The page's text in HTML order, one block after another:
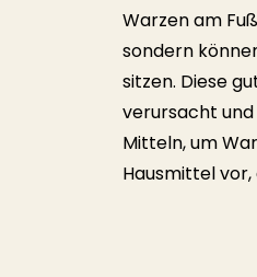
Warzen am
sondern
sitzen. Diese
verursacht
Mitteln, um
Hausmittel